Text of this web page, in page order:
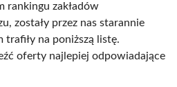
rankingu zakładów
zostały przez nas starannie
trafiły na poniższą listę.
oferty najlepiej odpowiadające